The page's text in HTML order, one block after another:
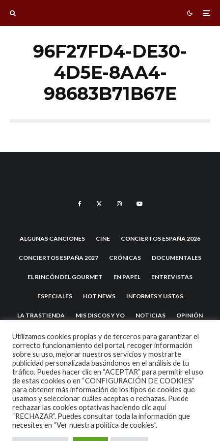
96F27FD4-DE30-
4D5E-8AA4-
98683B71B67E
ALGUNAS CANCIONES CINE CONCIERTOS ESPAÑA 2026
CONCIERTOS ESPAÑA 2027 CRÓNICAS DOCUMENTALES
EL RINCÓN DEL GOURMET EN PAPEL ENTREVISTAS
ESPECIALES HOT NEWS INFORMES Y LISTAS
LA TRASTIENDA MIS DISCOS Y YO NOTICIAS OPINIÓN
REVIEWS TEATRO TU DISCO ME SUENA
2007 COPYRIGHT -CODETIPITHEME
Utilizamos cookies propias y de terceros para garantizar el
correcto funcionamiento del portal, recoger información
sobre su uso, mejorar nuestros servicios y mostrarte
publicidad personalizada basándonos en el análisis de tu
tráfico. Puedes hacer clic en “ACEPTAR” para permitir el uso
de estas cookies o en “CONFIGURACIÓN DE COOKIES”
para obtener más información de los tipos de cookies que
usamos y seleccionar cuáles aceptas o rechazas. Puede
rechazar las cookies optativas haciendo clic aquí
“RECHAZAR”. Puedes consultar toda la información que
necesites en “Ver nuestra política de cookies”.